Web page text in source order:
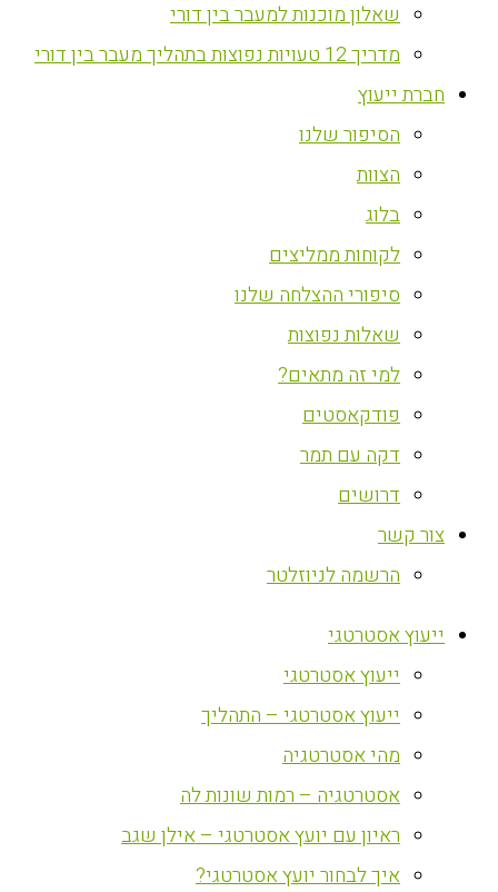
שאלון מוכנות למעבר בין דורי
מדריך 12 טעויות נפוצות בתהליך מעבר בין דורי
חברת ייעוץ
הסיפור שלנו
הצוות
בלוג
לקוחות ממליצים
סיפורי ההצלחה שלנו
שאלות נפוצות
למי זה מתאים?
פודקאסטים
דקה עם תמר
דרושים
צור קשר
הרשמה לניוזלטר
ייעוץ אסטרטגי
ייעוץ אסטרטגי
ייעוץ אסטרטגי – התהליך
מהי אסטרטגיה
אסטרטגיה – רמות שונות לה
ראיון עם יועץ אסטרטגי – אילן שגב
איך לבחור יועץ אסטרטגי?